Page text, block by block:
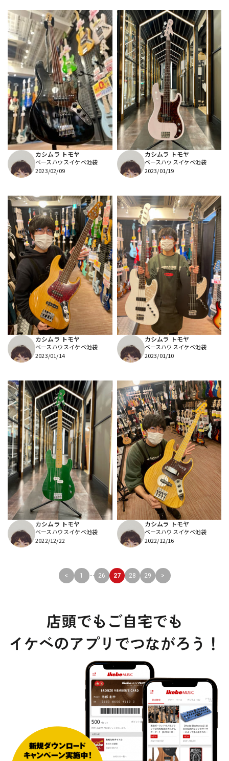
カシムラ トモヤ
ベースハウスイケベ池袋
2023/02/09
カシムラ トモヤ
ベースハウスイケベ池袋
2023/01/19
カシムラ トモヤ
ベースハウスイケベ池袋
2023/01/14
カシムラ トモヤ
ベースハウスイケベ池袋
2023/01/10
カシムラ トモヤ
ベースハウスイケベ池袋
2022/12/22
カシムラ トモヤ
ベースハウスイケベ池袋
2022/12/16
< 1 ... 26 27 28 29 >